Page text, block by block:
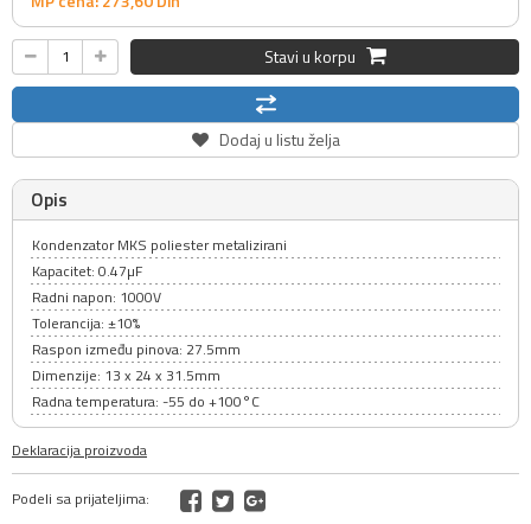
Stavi u korpu
Dodaj u listu želja
Opis
Kondenzator MKS poliester metalizirani
Kapacitet: 0.47µF
Radni napon: 1000V
Tolerancija: ±10%
Raspon između pinova: 27.5mm
Dimenzije: 13 x 24 x 31.5mm
Radna temperatura: -55 do +100°C
Deklaracija proizvoda
Podeli sa prijateljima: